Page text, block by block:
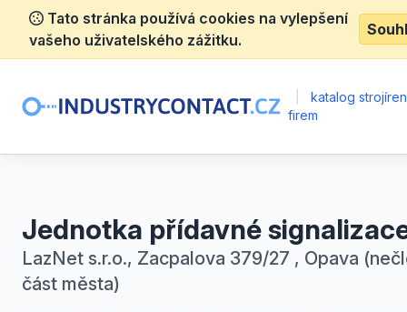
Tato stránka používá cookies na vylepšení
vašeho uživatelského zážitku.
katalog
firem
Jednotka přídavné
LazNet s.r.o., Zacpalova 379/27 , Opava
část města)